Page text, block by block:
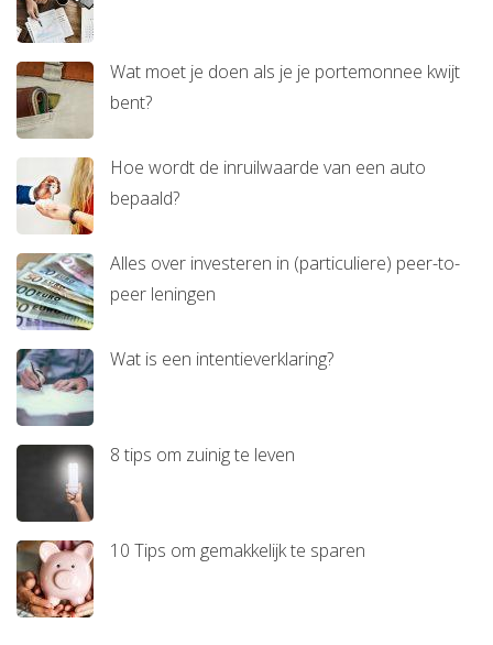
Wat moet je doen als je je portemonnee kwijt
bent?
Hoe wordt de inruilwaarde van een auto
bepaald?
Alles over investeren in (particuliere) peer-to-
peer leningen
Wat is een intentieverklaring?
8 tips om zuinig te leven
10 Tips om gemakkelijk te sparen